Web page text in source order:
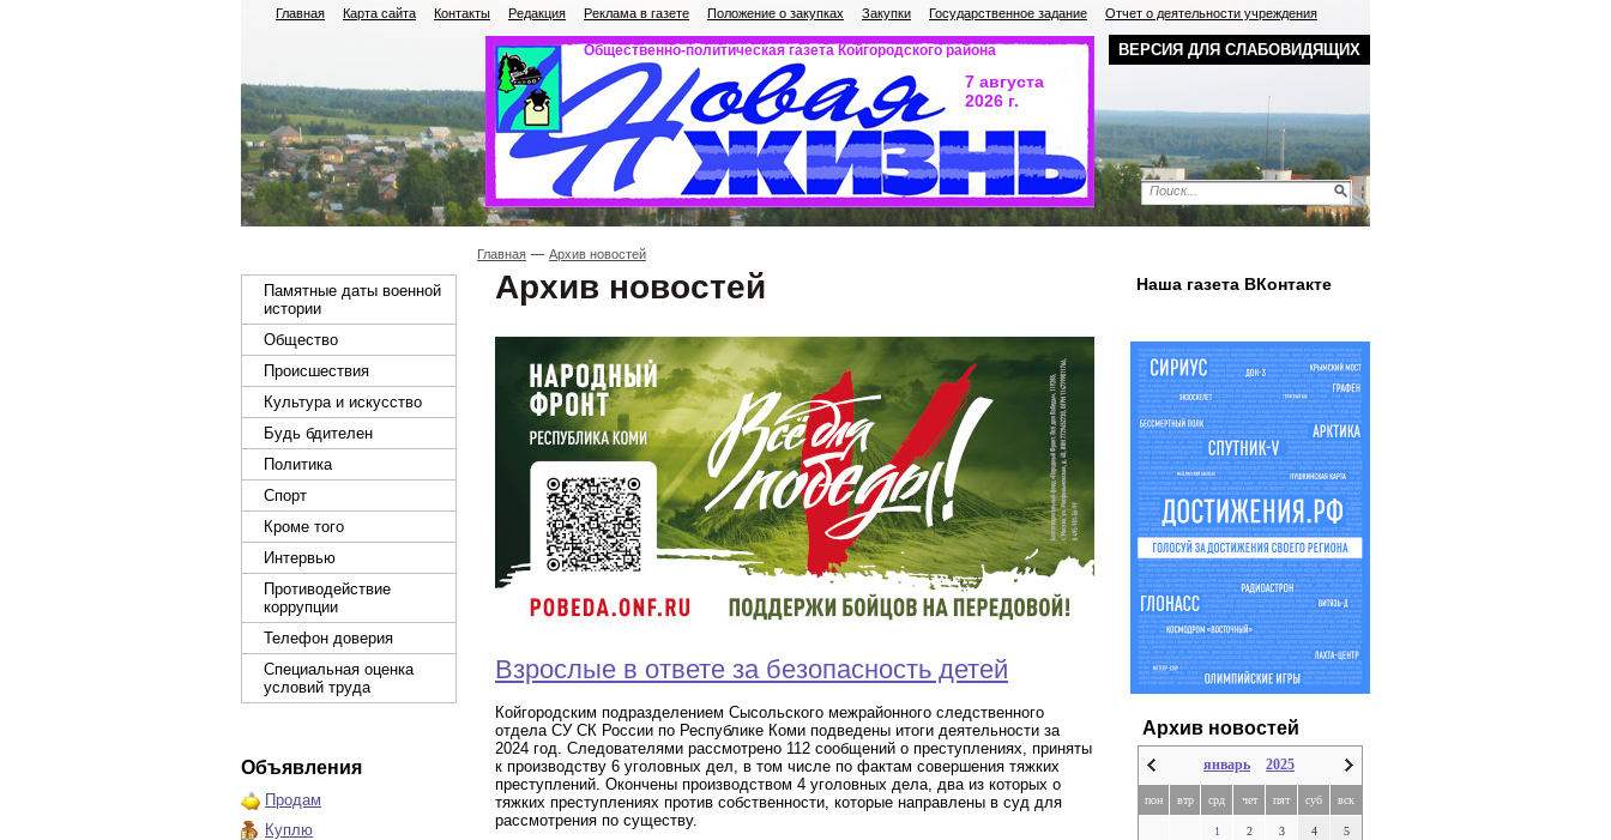
ВЕРСИЯ ДЛЯ СЛАБОВИДЯЩИХ
Главная Карта сайта Контакты Редакция Реклама в газете Положение о закупках Закупки Государственное задание Отчет о деятельности учреждения
Общественно-политическая газета Койгородского района
7 августа
2026 г.
Памятные даты военной
истории
Общество
Происшествия
Культура и искусство
Будь бдителен
Политика
Спорт
Кроме того
Интервью
Противодействие
коррупции
Телефон доверия
Специальная оценка
условий труда
Объявления
Продам
Куплю
Главная Архив новостей
Архив новостей
Взрослые в ответе за безопасность детей
Койгородским подразделением Сысольского межрайонного следственного
отдела СУ СК России по Республике Коми подведены итоги деятельности за
2024 год. Следователями рассмотрено 112 сообщений о преступлениях, приняты
к производству 6 уголовных дел, в том числе по фактам совершения тяжких
преступлений. Окончены производством 4 уголовных дела, два из которых о
тяжких преступлениях против собственности, которые направлены в суд для
рассмотрения по существу.
Наша газета ВКонтакте
Архив новостей
январь 2025
пон втр срд чет пят суб вск
1 2 3 4 5